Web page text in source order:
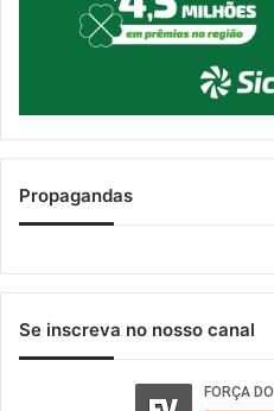
Propagandas
Se inscreva no nosso canal